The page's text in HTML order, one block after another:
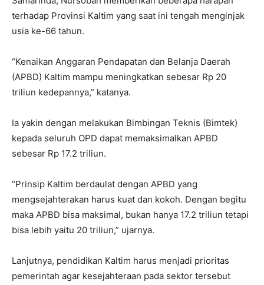
terhadap Provinsi Kaltim yang saat ini tengah menginjak
usia ke-66 tahun.
“Kenaikan Anggaran Pendapatan dan Belanja Daerah
(APBD) Kaltim mampu meningkatkan sebesar Rp 20
triliun kedepannya,” katanya.
Ia yakin dengan melakukan Bimbingan Teknis (Bimtek)
kepada seluruh OPD dapat memaksimalkan APBD
sebesar Rp 17.2 triliun.
“Prinsip Kaltim berdaulat dengan APBD yang
mengsejahterakan harus kuat dan kokoh. Dengan begitu
maka APBD bisa maksimal, bukan hanya 17.2 triliun tetapi
bisa lebih yaitu 20 triliun,” ujarnya.
Lanjutnya, pendidikan Kaltim harus menjadi prioritas
pemerintah agar kesejahteraan pada sektor tersebut